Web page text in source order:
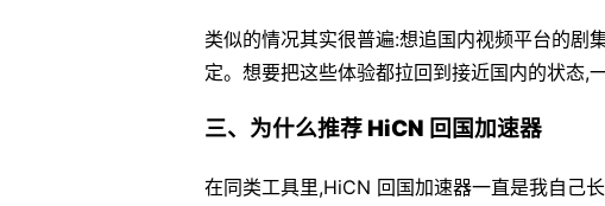
类似的情况其实很普遍:想追国内视频平台的剧
定。想要把这些体验都拉回到接近国内的状态,
三、为什么推荐 HiCN 回国加速器
在同类工具里,HiCN 回国加速器一直是我自己